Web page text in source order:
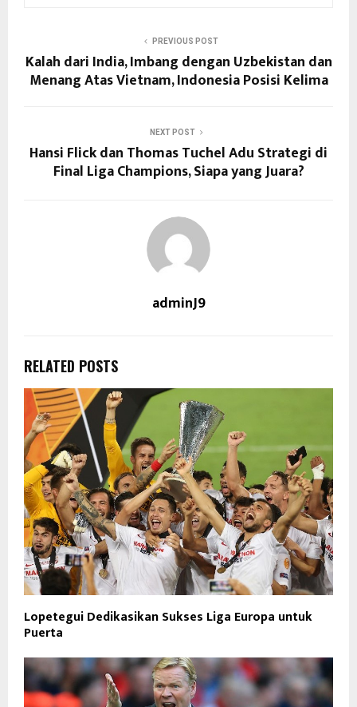
PREVIOUS POST
Kalah dari India, Imbang dengan Uzbekistan dan
Menang Atas Vietnam, Indonesia Posisi Kelima
NEXT POST
Hansi Flick dan Thomas Tuchel Adu Strategi di
Final Liga Champions, Siapa yang Juara?
adminJ9
RELATED POSTS
Lopetegui Dedikasikan Sukses Liga Europa untuk
Puerta